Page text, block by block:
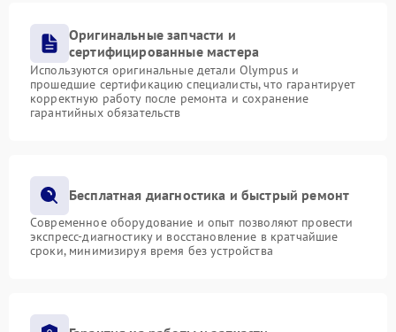
Оригинальные запчасти и
сертифицированные мастера
Используются оригинальные детали Olympus и
прошедшие сертификацию специалисты, что гарантирует
корректную работу после ремонта и сохранение
гарантийных обязательств
Бесплатная диагностика и быстрый ремонт
Современное оборудование и опыт позволяют провести
экспресс-диагностику и восстановление в кратчайшие
сроки, минимизируя время без устройства